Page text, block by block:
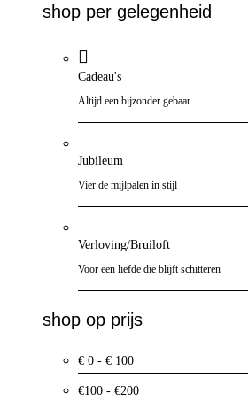
shop per gelegenheid
Cadeau's
Altijd een bijzonder gebaar
Jubileum
Vier de mijlpalen in stijl
Verloving/Bruiloft
Voor een liefde die blijft schitteren
shop op prijs
€ 0 - € 100
€100 - €200